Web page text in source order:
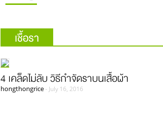
เชื้อรา
4 เคล็ดไม่ลับ วิธีกำจัดราบนเสื้อผ้า
hongthongrice - July 16, 2016